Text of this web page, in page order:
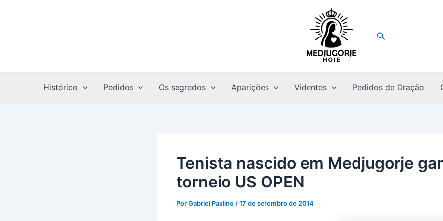
Pesquisar
Histórico Pedidos Os segredos Aparições Videntes Pedidos de Oração
Tenista nascido em Medjugorje
torneio US OPEN
PorGabriel Paulino /17 de setembro de 2014